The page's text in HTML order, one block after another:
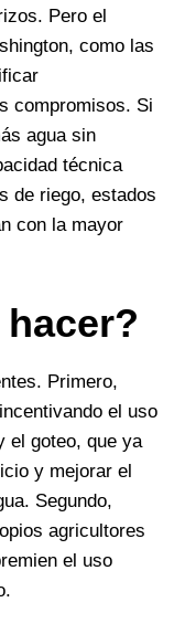
Pero el
como las
compromisos. Si
agua sin
técnica
de riego, estados
con la mayor
Primero,
el uso
el goteo, que ya
y mejorar el
Segundo,
agricultores
el uso